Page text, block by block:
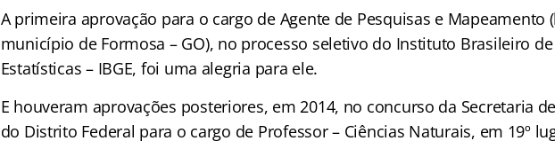
A primeira aprovação para o cargo de Agente de Pesquisas e Mapeamento
município de Formosa – GO), no processo seletivo do Instituto Brasileiro
Estatísticas – IBGE, foi uma alegria para ele.
E houveram aprovações posteriores, em 2014, no concurso da Secretaria
do Distrito Federal para o cargo de Professor – Ciências Naturais, em 19º